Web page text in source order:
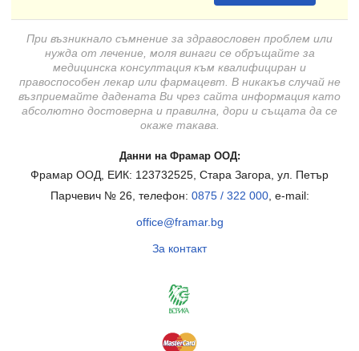
При възникнало съмнение за здравословен проблем или
нужда от лечение, моля винаги се обръщайте за
медицинска консултация към квалифициран и
правоспособен лекар или фармацевт. В никакъв случай не
възприемайте дадената Ви чрез сайта информация като
абсолютно достоверна и правилна, дори и същата да се
окаже такава.
Данни на Фрамар ООД:
Фрамар ООД, ЕИК: 123732525, Стара Загора, ул. Петър
Парчевич № 26, телефон: 0875 / 322 000, e-mail:
office@framar.bg
За контакт